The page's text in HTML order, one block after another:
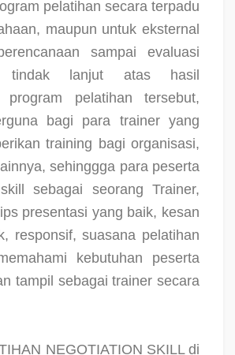
pelatihan secara terpadu
maupun untuk eksternal
sampai evaluasi
lanjut atas hasil
program pelatihan tersebut,
bagi para trainer yang
training bagi organisasi,
sehinggga para peserta
sebagai seorang Trainer,
presentasi yang baik, kesan
responsif, suasana pelatihan
kebutuhan peserta
tampil sebagai trainer secara
NEGOTIATION SKILL di